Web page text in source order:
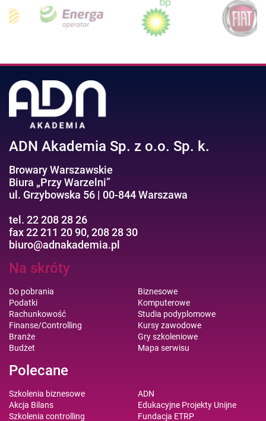
ADN Akademia Sp. z o.o. Sp. k.
Browary Warszawskie
Biura „Przy Warzelni”
ul. Grzybowska 56 | 00-844 Warszawa
tel. 22 208 28 26
fax 22 211 20 90, 208 28 30
biuro@adnakademia.pl
Na skróty
Do pobrania
Podatki
Rachunkowość
Finanse/Controlling
Branże
Budżet
Biznesowe
Komputerowe
Studia podyplomowe
Kursy zawodowe
Gry szkoleniowe
Mapa serwisu
Polecane
Szkolenia biznesowe
Akcja Bilans
Szkolenia controlling
ADN
Edukacyjne Projekty Unijne
Fundacja ETRP